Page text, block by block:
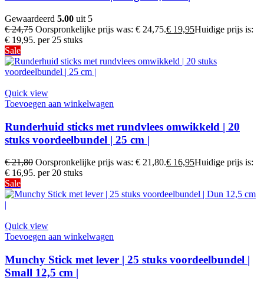
Gewaardeerd 5.00 uit 5
€24,75 Oorspronkelijke prijs was: € 24,75.€ 19,95Huidige prijs is:
€ 19,95. per 25 stuks
Sale
Quick view
Toevoegen aan winkelwagen
Runderhuid sticks met rundvlees omwikkeld | 20
stuks voordeelbundel | 25 cm |
€21,80 Oorspronkelijke prijs was: € 21,80.€ 16,95Huidige prijs is:
€ 16,95. per 20 stuks
Sale
Quick view
Toevoegen aan winkelwagen
Munchy Stick met lever | 25 stuks voordeelbundel |
Small 12,5 cm |